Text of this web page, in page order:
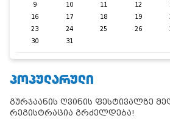
9
10 11 12
16
17 18 19
23
24 25 26
30
31
ᲞᲝᲞᲣᲚᲐᲠᲣᲚᲘ
გურჯაანის ღვინის ფესტივალზე
რეგისტრაცია გრძელდება!